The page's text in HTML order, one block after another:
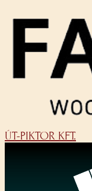
ÚT-PIKTOR KFT.